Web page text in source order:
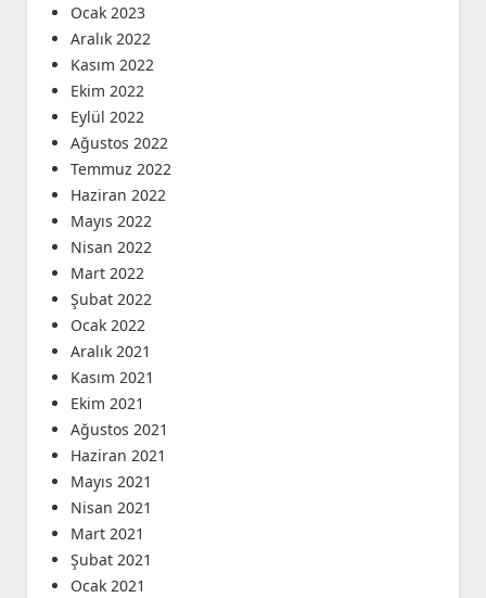
Ocak 2023
Aralık 2022
Kasım 2022
Ekim 2022
Eylül 2022
Ağustos 2022
Temmuz 2022
Haziran 2022
Mayıs 2022
Nisan 2022
Mart 2022
Şubat 2022
Ocak 2022
Aralık 2021
Kasım 2021
Ekim 2021
Ağustos 2021
Haziran 2021
Mayıs 2021
Nisan 2021
Mart 2021
Şubat 2021
Ocak 2021